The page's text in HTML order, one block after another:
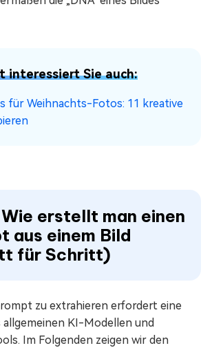
interessiert Sie auch:
für Weihnachts-Fotos: 11 kreative
erstellt man einen
aus einem Bild
für Schritt)
zu extrahieren erfordert eine
allgemeinen KI-Modellen und
Im Folgenden zeigen wir den